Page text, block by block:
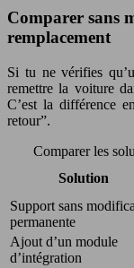
Comparer sans
remplacement
Si tu ne vérifies
remettre la voiture
C’est la différence
retour”.
Comparer les
Solution
Support sans
permanente
Ajout d’un module
d’intégration